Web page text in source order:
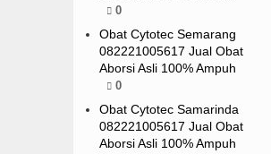
0
Obat Cytotec Semarang
082221005617 Jual Obat
Aborsi Asli 100% Ampuh
0
Obat Cytotec Samarinda
082221005617 Jual Obat
Aborsi Asli 100% Ampuh